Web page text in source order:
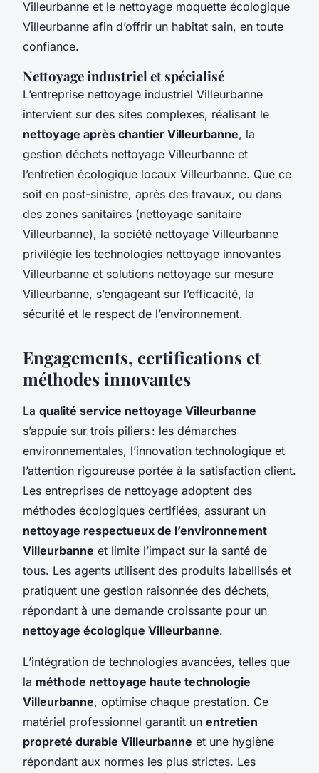
Villeurbanne et le nettoyage moquette écologique
Villeurbanne afin d’offrir un habitat sain, en toute
confiance.
Nettoyage industriel et spécialisé
L’entreprise nettoyage industriel Villeurbanne
intervient sur des sites complexes, réalisant le
nettoyage après chantier Villeurbanne, la
gestion déchets nettoyage Villeurbanne et
l’entretien écologique locaux Villeurbanne. Que ce
soit en post-sinistre, après des travaux, ou dans
des zones sanitaires (nettoyage sanitaire
Villeurbanne), la société nettoyage Villeurbanne
privilégie les technologies nettoyage innovantes
Villeurbanne et solutions nettoyage sur mesure
Villeurbanne, s’engageant sur l’efficacité, la
sécurité et le respect de l’environnement.
Engagements, certifications et
méthodes innovantes
La qualité service nettoyage Villeurbanne
s’appuie sur trois piliers : les démarches
environnementales, l’innovation technologique et
l’attention rigoureuse portée à la satisfaction client.
Les entreprises de nettoyage adoptent des
méthodes écologiques certifiées, assurant un
nettoyage respectueux de l’environnement
Villeurbanne et limite l’impact sur la santé de
tous. Les agents utilisent des produits labellisés et
pratiquent une gestion raisonnée des déchets,
répondant à une demande croissante pour un
nettoyage écologique Villeurbanne.
L’intégration de technologies avancées, telles que
la méthode nettoyage haute technologie
Villeurbanne, optimise chaque prestation. Ce
matériel professionnel garantit un entretien
propreté durable Villeurbanne et une hygiène
répondant aux normes les plus strictes. Les